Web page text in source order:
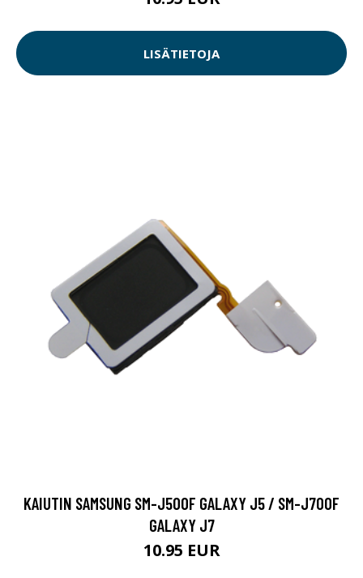
LISÄTIETOJA
KAIUTIN SAMSUNG SM-J500F GALAXY J5 / SM-J700F
GALAXY J7
10.95 EUR